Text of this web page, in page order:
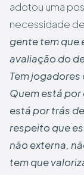
adotou uma
necessidade
gente tem que
avaliação do
Tem
Quem está
está por trás
respeito que
não externa,
tem que